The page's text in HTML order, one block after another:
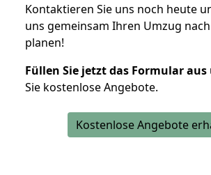
Kontaktieren Sie uns noch heute
uns gemeinsam Ihren Umzug
planen!
Füllen Sie jetzt das Formular aus
Sie kostenlose Angebote.
Kostenlose Angebote